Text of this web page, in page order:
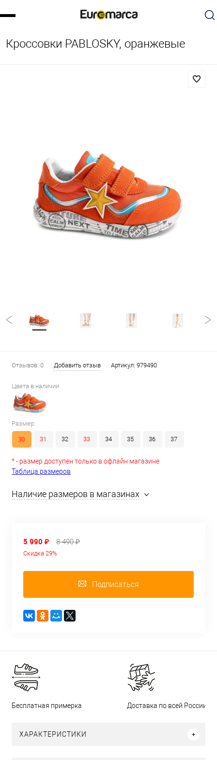
Кроссовки PABLOSKY, оранжевые
Отзывов: 0 Добавить отзыв Артикул: 979490
Цвета в наличии
Размер:
30 31 32 33 34 35 36 37
* - размер доступен только в офлайн магазине
Таблица размеров
Наличие размеров в магазинах
5 990 ₽ 8 490 ₽
Скидка 29%
Подписаться
Бесплатная примерка Доставка по всей России
ХАРАКТЕРИСТИКИ